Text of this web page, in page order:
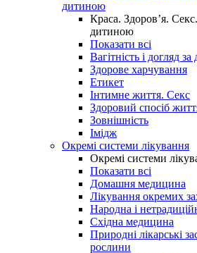
дитиною
Краса. Здоров’я.
дитиною
Показати всі
Вагітність і догляд
Здорове харчування
Етикет
Інтимне життя. Секс
Здоровий спосіб
Зовнішність
Імідж
Окремі системи лікування
Окремі системи
Показати всі
Домашня медицина
Лікування окремих
Народна і
Східна медицина
Природні лікарські
рослини